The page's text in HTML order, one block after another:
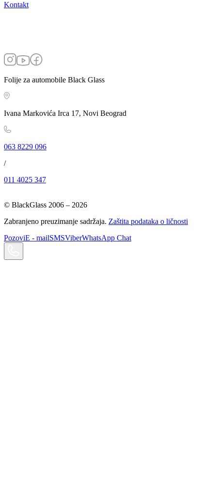
Kontakt
Folije za automobile Black Glass
Ivana Markovića Irca 17, Novi Beograd
063 8229 096
/
011 4025 347
© BlackGlass 2006 – 2026
Zabranjeno preuzimanje sadržaja. Zaštita podataka o ličnosti
PozoviE - mailSMSViberWhatsApp Chat